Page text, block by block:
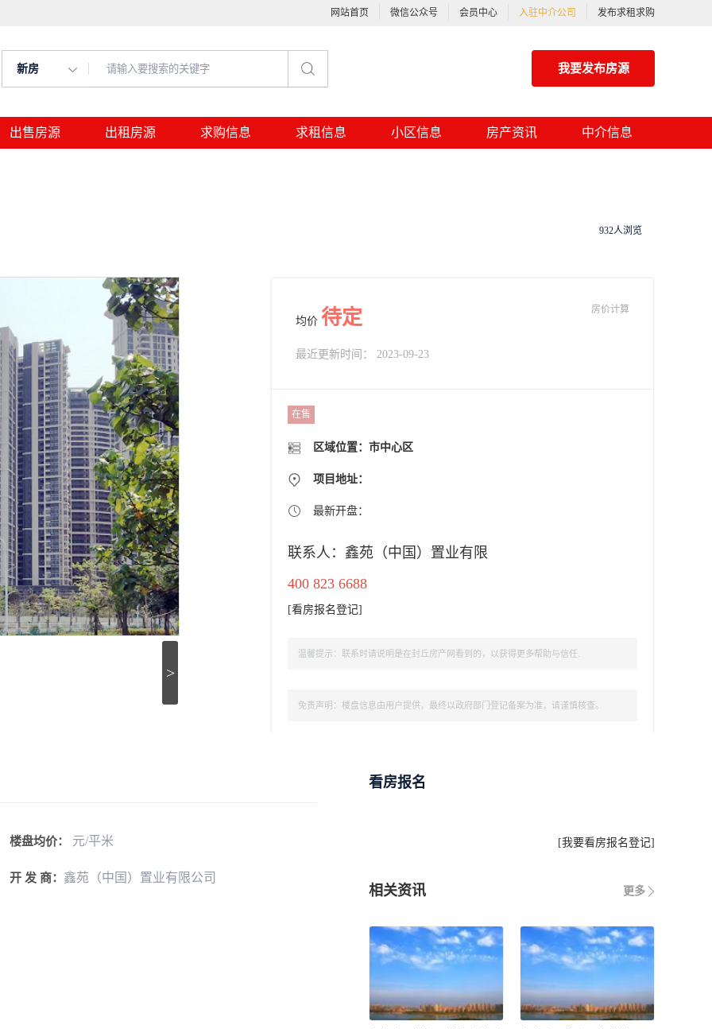
网站首页 微信公众号 会员中心 入驻中介公司 发布求租求购
新房 我要发布房源
出售房源 出租房源 求购信息 求租信息 小区信息 房产资讯 中介信息
932人浏览
>
均价 待定 房价计算
最近更新时间： 2023-09-23
在售
区域位置： 市中心区
项目地址：
最新开盘：
联系人：鑫苑（中国）置业有限
400 823 6688
[看房报名登记]
温馨提示：联系时请说明是在封丘房产网看到的，以获得更多帮助与信任.
免责声明：楼盘信息由用户提供，最终以政府部门登记备案为准，请谨慎核查。
楼盘均价： 元/平米
开 发 商： 鑫苑（中国）置业有限公司
看房报名
[我要看房报名登记]
更多
相关资讯